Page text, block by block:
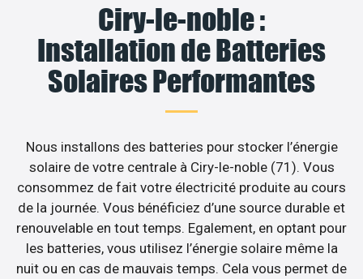
Ciry-le-noble :
Installation de Batteries
Solaires Performantes
Nous installons des batteries pour stocker l’énergie
solaire de votre centrale à Ciry-le-noble (71). Vous
consommez de fait votre électricité produite au cours
de la journée. Vous bénéficiez d’une source durable et
renouvelable en tout temps. Egalement, en optant pour
les batteries, vous utilisez l’énergie solaire même la
nuit ou en cas de mauvais temps. Cela vous permet de